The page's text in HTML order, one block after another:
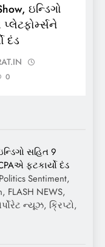
ઇન્ડિગો
દંડ
0
સહિત 9
ફટકાર્યો દંડ
Sentiment,
FLASH NEWS,
ન્યૂઝ, ક્રિપ્ટો,